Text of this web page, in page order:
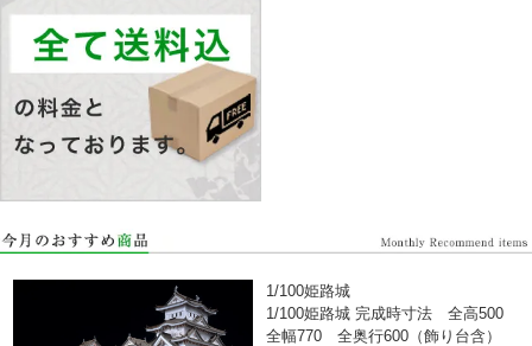
1/100姫路城
1/100姫路城 完成時寸法 全高500
全幅770 全奥行600（飾り台含）